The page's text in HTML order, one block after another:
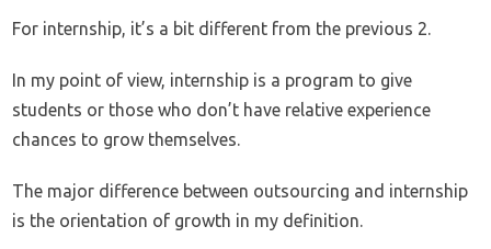
For internship, it’s a bit different from the previous 2.
In my point of view, internship is a program to give
students or those who don’t have relative experience
chances to grow themselves.
The major difference between outsourcing and internship
is the orientation of growth in my definition.